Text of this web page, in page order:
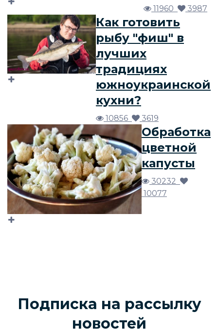
11960 3987
Как готовить
рыбу "фиш" в
лучших
традициях
южноукраинской
кухни?
10856 3619
Обработка
цветной
капусты
30232
10077
Подписка на рассылку
новостей